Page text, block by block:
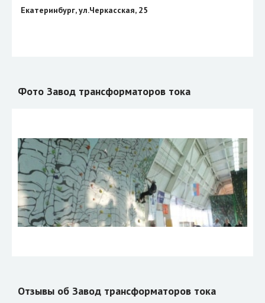
Екатеринбург, ул.Черкасская, 25
Фото Завод трансформаторов тока
Отзывы об Завод трансформаторов тока